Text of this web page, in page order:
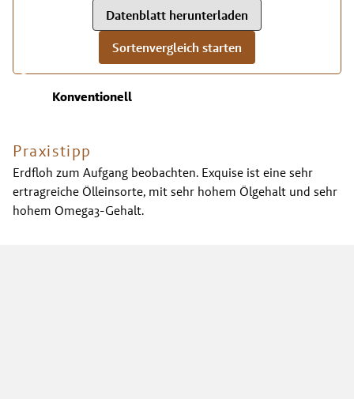
Datenblatt herunterladen
Sortenvergleich starten
Konventionell
Praxistipp
Erdfloh zum Aufgang beobachten. Exquise ist eine sehr
ertragreiche Ölleinsorte, mit sehr hohem Ölgehalt und sehr
hohem Omega3-Gehalt.